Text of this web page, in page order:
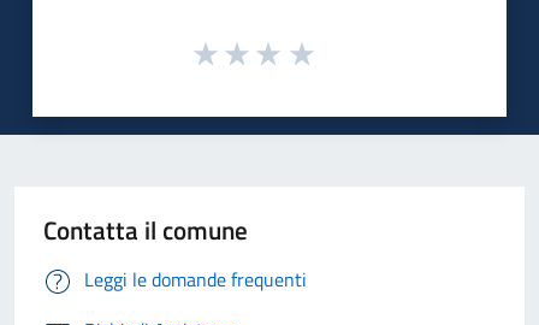
Contatta il comune
Leggi le domande frequenti